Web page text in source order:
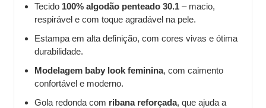
Tecido 100% algodão penteado 30.1 – macio,
respirável e com toque agradável na pele.
Estampa em alta definição, com cores vivas e ótima
durabilidade.
Modelagem baby look feminina, com caimento
confortável e moderno.
Gola redonda com ribana reforçada, que ajuda a